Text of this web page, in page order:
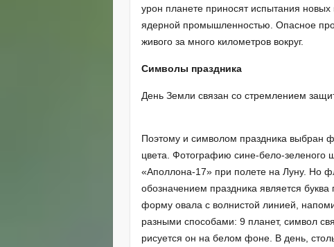
урон планете приносят испытания
ядерной промышленностью. Опасное
живого за много километров вокруг.
Символы праздника
День Земли связан со стремлением
Поэтому и символом праздника выбран
цвета. Фотографию сине-бело-зеленого
«Аполлона-17» при полете на Луну. Но
обозначением праздника является
форму овала с волнистой линией,
разными способами: 9 планет, символ
рисуется он на белом фоне. В день,